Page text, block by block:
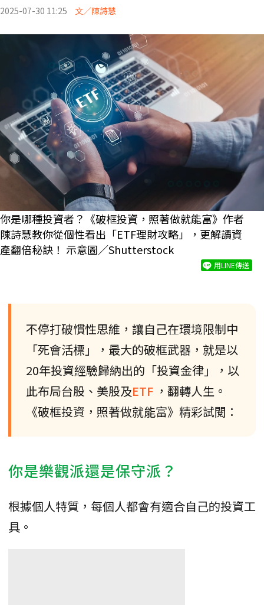
2025-07-30 11:25 文／陳詩慧
你是哪種投資者？《破框投資，照著做就能富》作者
陳詩慧教你從個性看出「ETF理財攻略」，更解讀資
產翻倍秘訣！ 示意圖／Shutterstock
用LINE傳送
不停打破慣性思維，讓自己在環境限制中
「死會活標」，最大的破框武器，就是以
20年投資經驗歸納出的「投資金律」，以
此布局台股、美股及ETF ，翻轉人生。
《破框投資，照著做就能富》精彩試閱：
你是樂觀派還是保守派？
根據個人特質，每個人都會有適合自己的投資工
具。